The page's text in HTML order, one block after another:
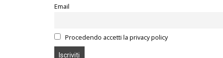
Email
Procedendo accetti la privacy policy